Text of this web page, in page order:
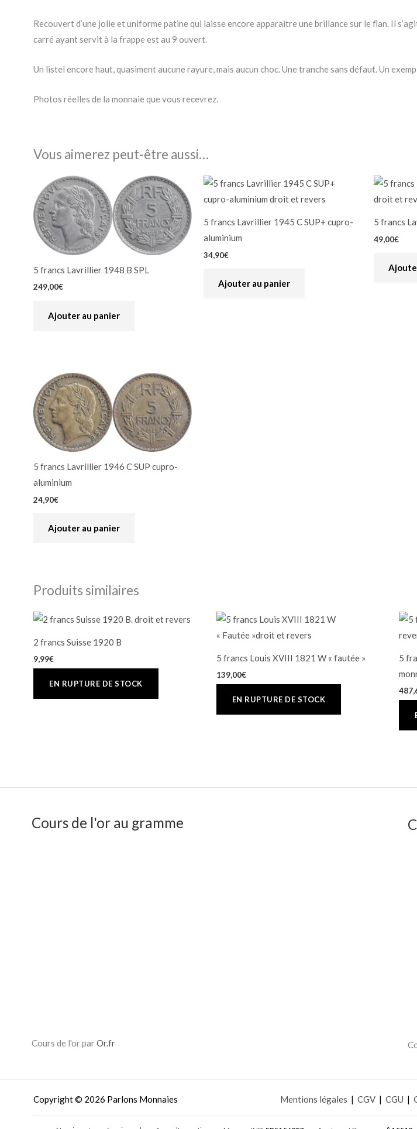
Recouvert d’une jolie et uniforme patine qui laisse encore apparaitre une brillance sur le flan. Il
carré ayant servit à la frappe est au 9 ouvert.
Un listel encore haut, quasiment aucune rayure, mais aucun choc. Une tranche sans défaut. Un
Photos réelles de la monnaie que vous recevrez.
Vous aimerez peut-être aussi…
5 francs Lavrillier 1948 B SPL
249,00€
Ajouter au panier
5 francs Lavrillier 1945 C SUP+ cupro-
aluminium
34,90€
Ajouter au panier
5 francs
49,00€
5 francs Lavrillier 1946 C SUP cupro-
aluminium
24,90€
Ajouter au panier
Produits similaires
2 francs Suisse 1920 B
9,99€ 5 francs Louis XVIII 1821 W « fautée »
139,00€
5
Cours de l'or au gramme
Cours de l'or parOr.fr
Copyright © 2026 Parlons Monnaies Mentions légales | CGV | CGU |